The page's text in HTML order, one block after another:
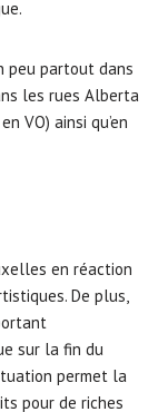
peu partout dans
les rues Alberta
VO) ainsi qu’en
en réaction
De plus,
sur la fin du
permet la
pour de riches